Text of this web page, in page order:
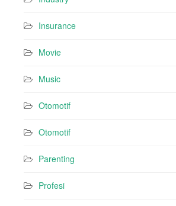
Insurance
Movie
Music
Otomotif
Otomotif
Parenting
Profesi